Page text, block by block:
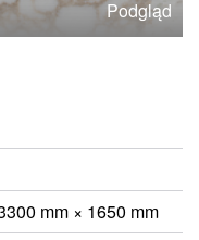
Podgląd
mm × 1650 mm